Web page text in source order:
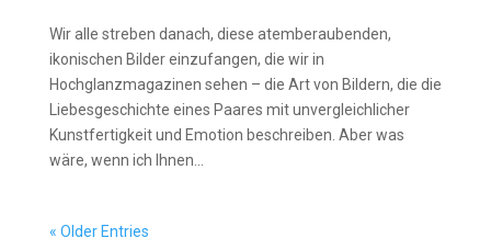
Wir alle streben danach, diese atemberaubenden,
ikonischen Bilder einzufangen, die wir in
Hochglanzmagazinen sehen – die Art von Bildern, die die
Liebesgeschichte eines Paares mit unvergleichlicher
Kunstfertigkeit und Emotion beschreiben. Aber was
wäre, wenn ich Ihnen...
« Older Entries